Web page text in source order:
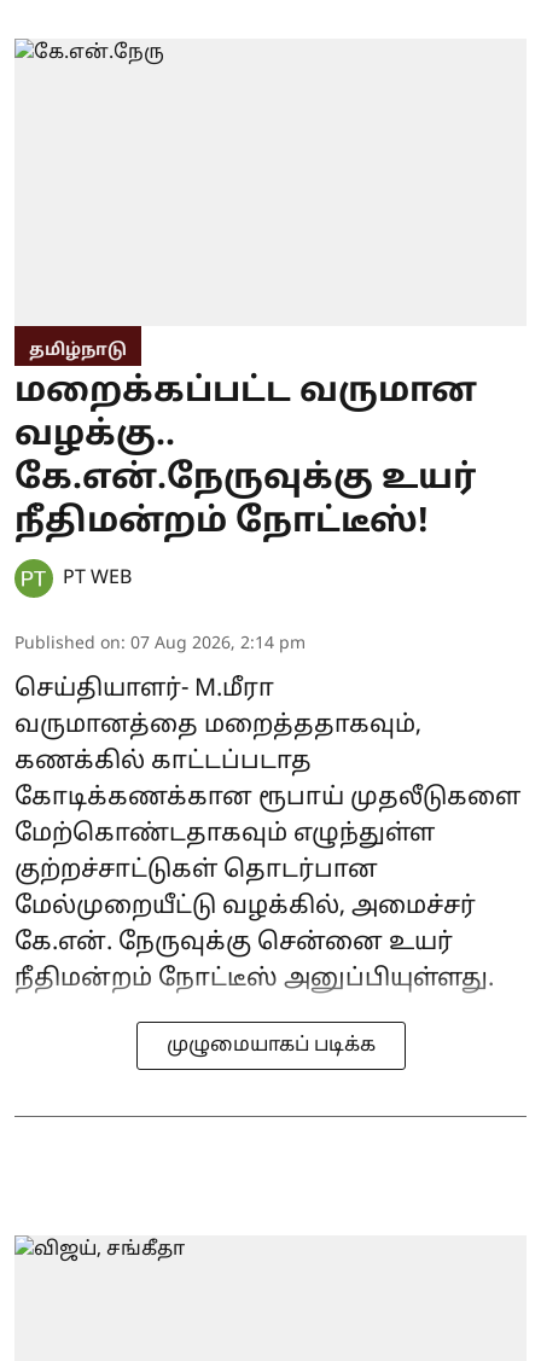
தமிழ்நாடு
மறைக்கப்பட்ட வருமான
வழக்கு..
கே.என்.நேருவுக்கு உயர்
நீதிமன்றம் நோட்டீஸ்!
PT WEB
Published on: 07 Aug 2026, 2:14 pm
செய்தியாளர்- M.மீரா
வருமானத்தை மறைத்ததாகவும்,
கணக்கில் காட்டப்படாத
கோடிக்கணக்கான ரூபாய் முதலீடுகளை
மேற்கொண்டதாகவும் எழுந்துள்ள
குற்றச்சாட்டுகள் தொடர்பான
மேல்முறையீட்டு வழக்கில், அமைச்சர்
கே.என். நேருவுக்கு சென்னை உயர்
நீதிமன்றம் நோட்டீஸ் அனுப்பியுள்ளது.
முழுமையாகப் படிக்க